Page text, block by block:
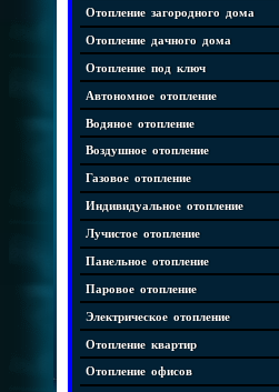
Отопление загородного дома
Отопление дачного дома
Отопление под ключ
Автономное отопление
Водяное отопление
Воздушное отопление
Газовое отопление
Индивидуальное отопление
Лучистое отопление
Панельное отопление
Паровое отопление
Электрическое отопление
Отопление квартир
Отопление офисов